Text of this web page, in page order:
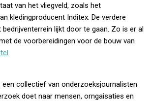
van het vliegveld, zoals het
kledingproducent Inditex. De verdere
bedrijventerrein lijkt door te gaan. Zo is er al
de voorbereidingen voor de bouw van
.
een collectief van onderzoeksjournalisten
doet naar mensen, orngaisaties en